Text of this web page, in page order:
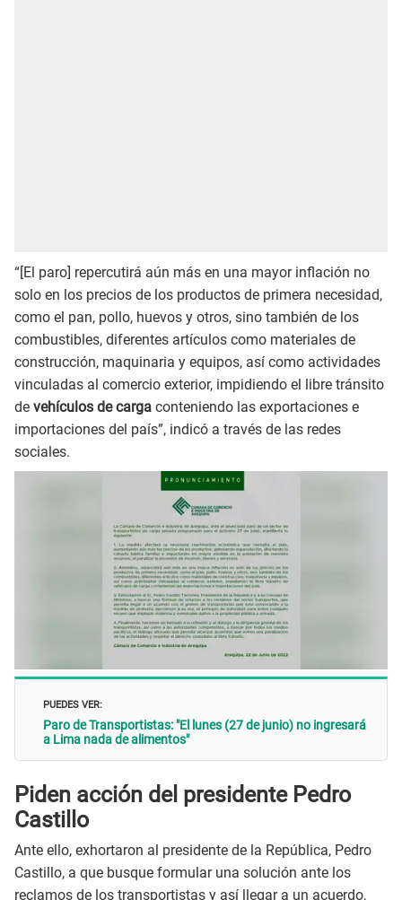
“[El paro] repercutirá aún más en una mayor inflación no
solo en los precios de los productos de primera necesidad,
como el pan, pollo, huevos y otros, sino también de los
combustibles, diferentes artículos como materiales de
construcción, maquinaria y equipos, así como actividades
vinculadas al comercio exterior, impidiendo el libre tránsito
de vehículos de carga conteniendo las exportaciones e
importaciones del país”, indicó a través de las redes
sociales.
PUEDES VER:
Paro de Transportistas: "El lunes (27 de junio) no ingresará
a Lima nada de alimentos"
Piden acción del presidente Pedro
Castillo
Ante ello, exhortaron al presidente de la República, Pedro
Castillo, a que busque formular una solución ante los
reclamos de los transportistas y así llegar a un acuerdo,